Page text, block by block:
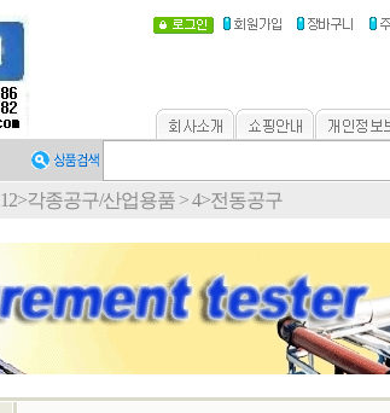
12>각종공구/산업용품 > 4>전동공구